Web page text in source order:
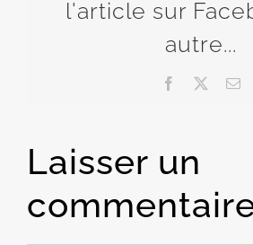
l'article sur
autre...
Facebook
Laisser un